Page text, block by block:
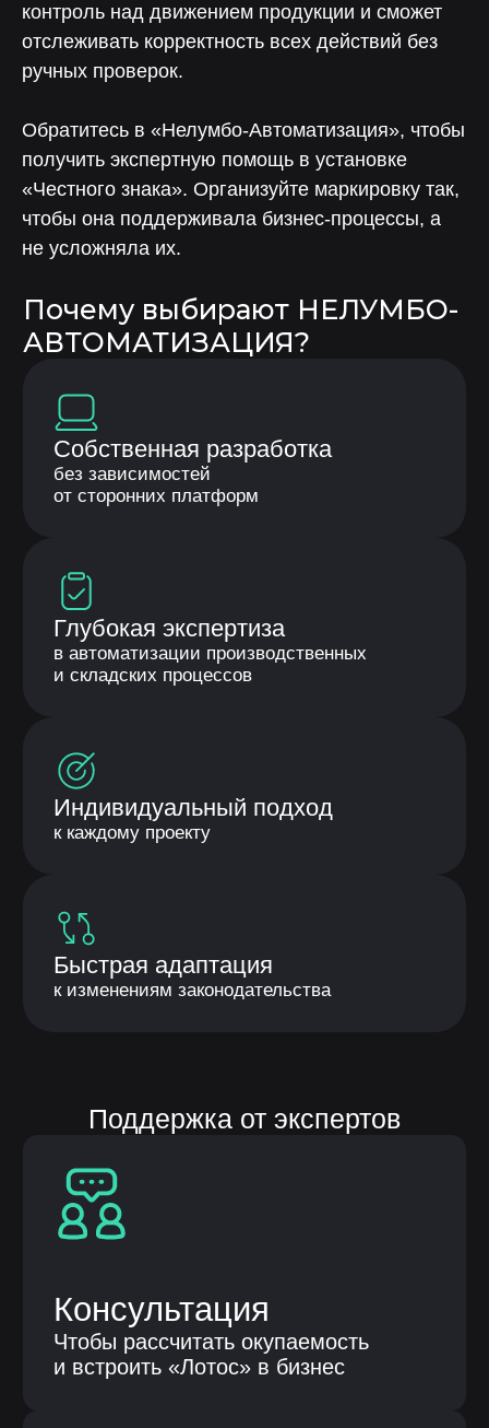
контроль над движением продукции и сможет
отслеживать корректность всех действий без
ручных проверок.
Обратитесь в «Нелумбо-Автоматизация», чтобы
получить экспертную помощь в установке
«Честного знака». Организуйте маркировку так,
чтобы она поддерживала бизнес-процессы, а
не усложняла их.
Отзывы компаний
Нелумбо в Telegram
Подписаться
Учебные материалы
Интеграция «Честного знака» в ИС «ЛОТОС» —
это надежное решение для бизнеса, который
Свяжитесь с нами, чтобы получить
консультацию и демонстрацию возможностей
системы.